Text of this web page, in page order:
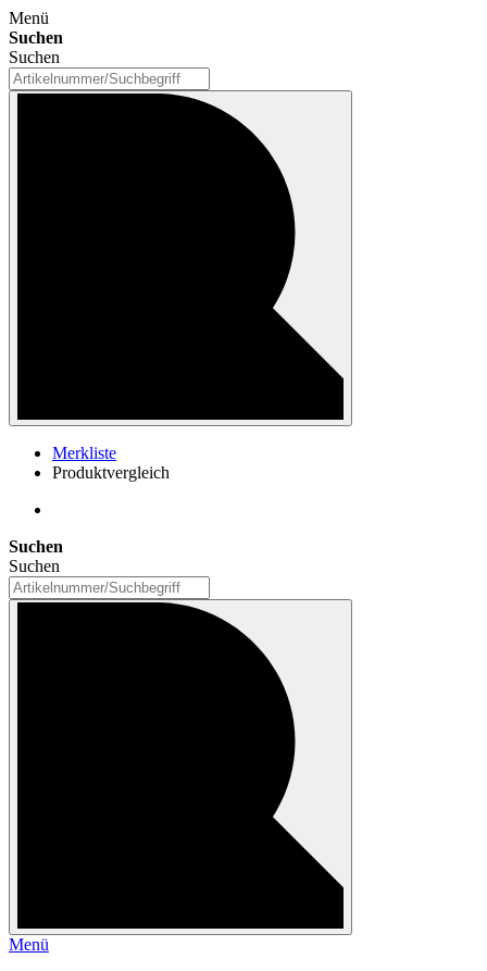
Menü
Suchen
Suchen
Merkliste
Produktvergleich
Suchen
Suchen
Menü